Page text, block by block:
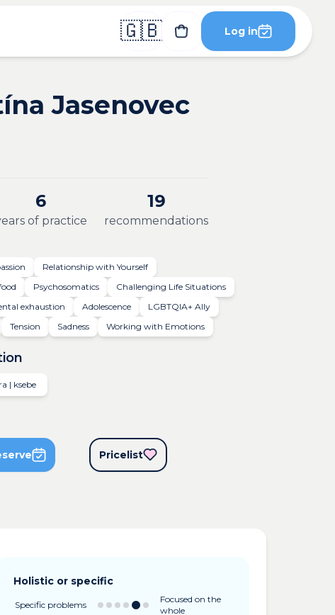
🇬🇧 Log in
Jasenovec
6
of practice
19
recommendations
Relationship with Yourself
Psychosomatics
Challenging Life Situations
exhaustion Adolescence
LGBTQIA+ Ally
Tension Sadness Working with Emotions
| ksebe
Pricelist
Holistic or specific
Specific problems
Focused on the
whole